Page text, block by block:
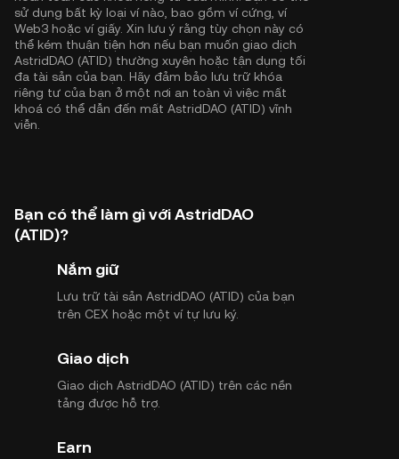
sử dụng bất kỳ loại ví nào, bao gồm ví cứng, ví
Web3 hoặc ví giấy. Xin lưu ý rằng tùy chọn này có
thể kém thuận tiện hơn nếu bạn muốn giao dịch
AstridDAO (ATID) thường xuyên hoặc tận dụng tối
đa tài sản của bạn. Hãy đảm bảo lưu trữ khóa
riêng tư của bạn ở một nơi an toàn vì việc mất
khoá có thể dẫn đến mất AstridDAO (ATID) vĩnh
viễn.
Bạn có thể làm gì với AstridDAO
(ATID)?
Nắm giữ
Lưu trữ tài sản AstridDAO (ATID) của bạn
trên CEX hoặc một ví tự lưu ký.
Giao dịch
Giao dịch AstridDAO (ATID) trên các nền
tảng được hỗ trợ.
Earn